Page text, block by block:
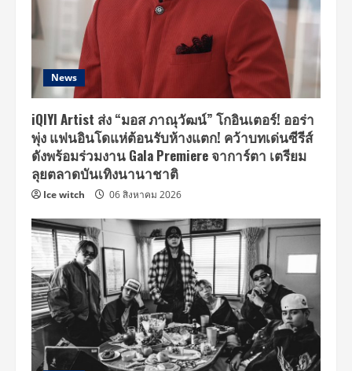
News
iQIYI Artist ส่ง “มอส ภาณุวัฒน์” โกอินเตอร์! ออร่า
พุ่ง แฟนอินโดแห่ต้อนรับห้างแตก! คว้าบทเด่นซีรีส์
ดังพร้อมร่วมงาน Gala Premiere จาการ์ตา เตรียม
ลุยตลาดบันเทิงนานาชาติ
Ice witch 06 สิงหาคม 2026